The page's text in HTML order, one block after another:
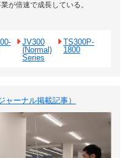
が倍速で成長している。
JV300
(Normal)
Series
TS300P-
1800
ーナル掲載記事）